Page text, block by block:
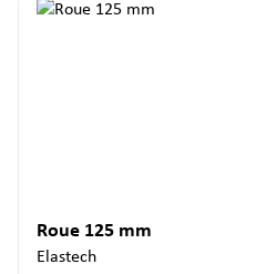
Roue 125 mm
Elastech